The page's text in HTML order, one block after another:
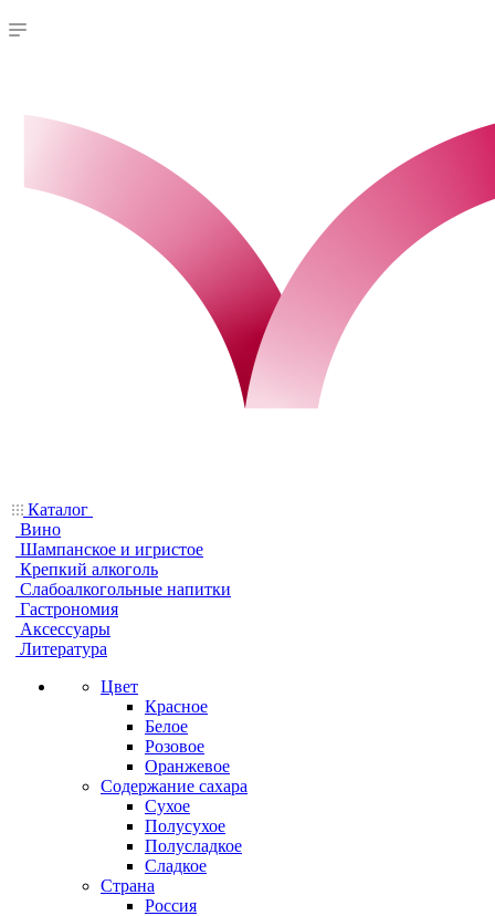
Каталог
Вино
Шампанское и игристое
Крепкий алкоголь
Слабоалкогольные напитки
Гастрономия
Аксессуары
Литература
Цвет
Красное
Белое
Розовое
Оранжевое
Содержание сахара
Сухое
Полусухое
Полусладкое
Сладкое
Страна
Россия